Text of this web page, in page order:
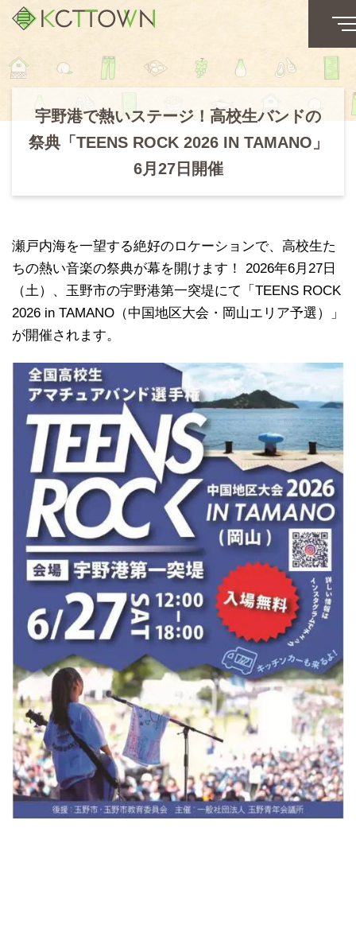
宇野港で熱いステージ！高校生バンドの
祭典「TEENS ROCK 2026 IN TAMANO」
6月27日開催
瀬戸内海を一望する絶好のロケーションで、高校生た
ちの熱い音楽の祭典が幕を開けます！ 2026年6月27日
（土）、玉野市の宇野港第一突堤にて「TEENS ROCK
2026 in TAMANO（中国地区大会・岡山エリア予選）」
が開催されます。